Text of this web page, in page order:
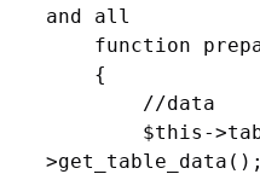
and all
>get_table_data();